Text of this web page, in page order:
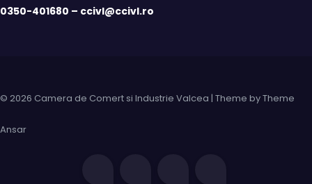
0350-401680 – ccivl@ccivl.ro
© 2026 Camera de Comert si Industrie Valcea | Theme byTheme
Ansar